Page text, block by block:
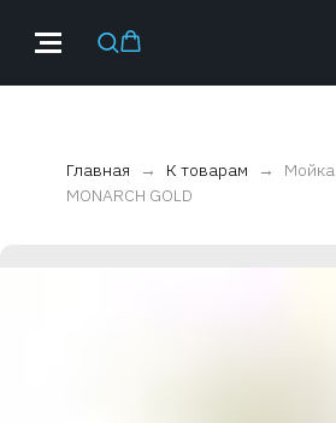
Главная К товарам
Мойка
MONARCH GOLD